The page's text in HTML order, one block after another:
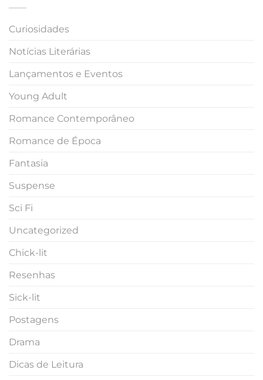
Curiosidades
Notícias Literárias
Lançamentos e Eventos
Young Adult
Romance Contemporâneo
Romance de Época
Fantasia
Suspense
Sci Fi
Uncategorized
Chick-lit
Resenhas
Sick-lit
Postagens
Drama
Dicas de Leitura